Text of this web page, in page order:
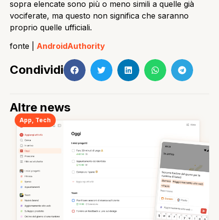
sopra elencate sono più o meno simili a quelle già
vociferate, ma questo non significa che saranno
proprio quelle ufficiali.
fonte | AndroidAuthority
Condividi
Altre news
App Tech